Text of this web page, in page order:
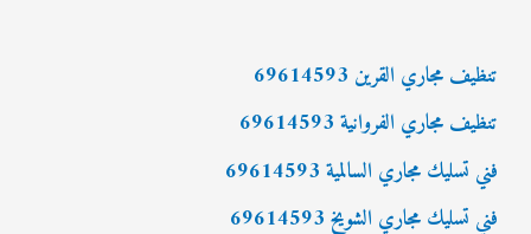
تنظيف مجاري القرين 69614593
تنظيف مجاري الفروانية 69614593
فني تسليك مجاري السالمية 69614593
فني تسليك مجاري الشويخ 69614593